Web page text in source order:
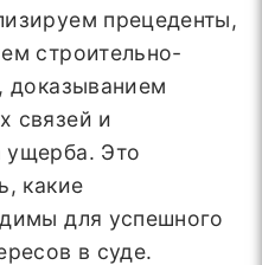
прецеденты,
строительно-
доказыванием
связей и
ущерба. Это
какие
для успешного
в суде.